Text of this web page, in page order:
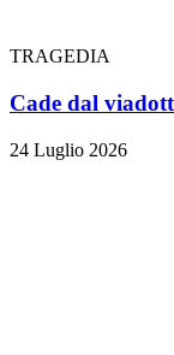
TRAGEDIA
Cade dal
24 Luglio 2026